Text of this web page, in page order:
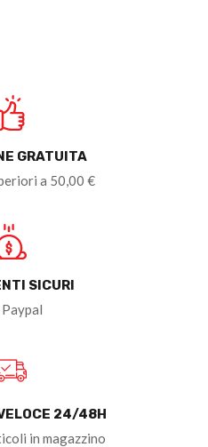
GRATUITA
a 50,00 €
SICURI
24/48H
in magazzino